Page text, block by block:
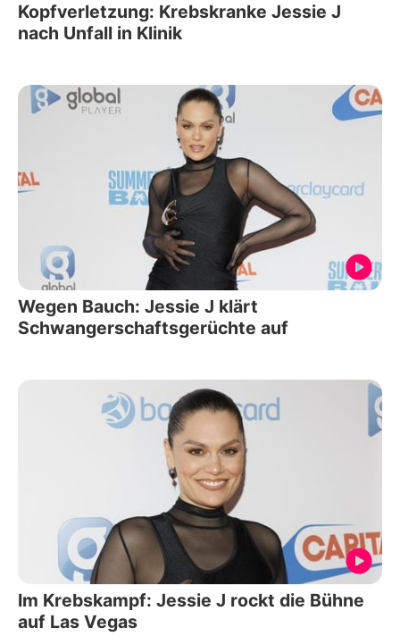
Kopfverletzung: Krebskranke Jessie J
nach Unfall in Klinik
Wegen Bauch: Jessie J klärt
Schwangerschaftsgerüchte auf
Im Krebskampf: Jessie J rockt die Bühne
auf Las Vegas